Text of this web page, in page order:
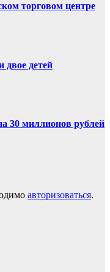
торговом центре
двое детей
30 миллионов рублей
авторизоваться.